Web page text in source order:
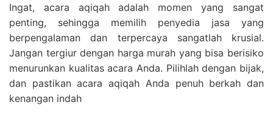
Ingat, acara aqiqah adalah momen yang sangat
penting, sehingga memilih penyedia jasa yang
berpengalaman dan terpercaya sangatlah krusial.
Jangan tergiur dengan harga murah yang bisa berisiko
menurunkan kualitas acara Anda. Pilihlah dengan bijak,
dan pastikan acara aqiqah Anda penuh berkah dan
kenangan indah